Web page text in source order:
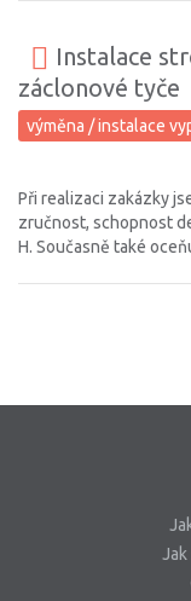
Instalace
záclonové tyče
výměna / instalace
Při realizaci zakázky
zručnost, schopnost
H. Současně také
Jak